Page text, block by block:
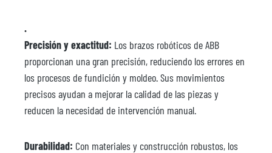
.
Precisión y exactitud: Los brazos robóticos de ABB
proporcionan una gran precisión, reduciendo los errores en
los procesos de fundición y moldeo. Sus movimientos
precisos ayudan a mejorar la calidad de las piezas y
reducen la necesidad de intervención manual.
Durabilidad: Con materiales y construcción robustos, los